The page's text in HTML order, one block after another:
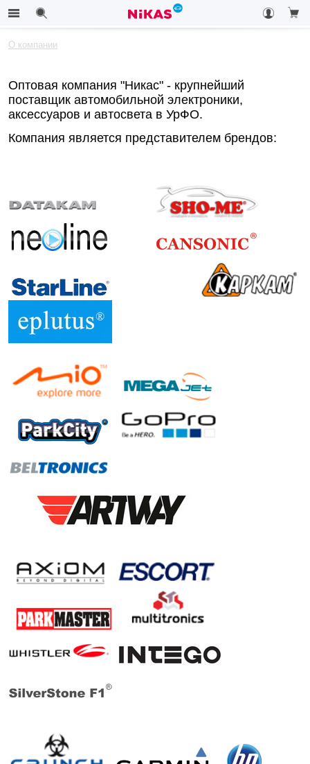
О компании
Оптовая компания "Никас" - крупнейший
поставщик автомобильной электроники,
аксессуаров и автосвета в УрФО.
Компания является представителем брендов: